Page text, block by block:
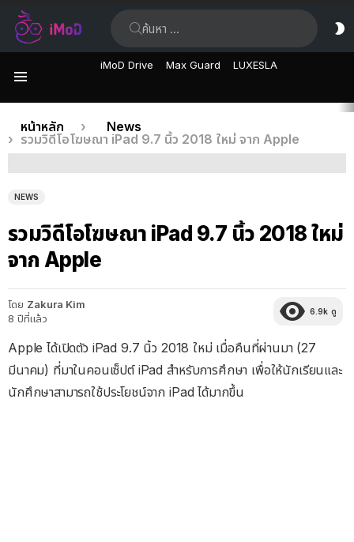
iMoD Drive Max Guard LUXESLA
เรื่อง
ล่าสุด
คุณอยู่ที่นี่:
หน้าหลัก
News
รวมวิดีโอโฆษณา iPad 9.7 นิ้ว 2018 ใหม่ จาก Apple
NEWS
รวมวิดีโอโฆษณา iPad 9.7 นิ้ว 2018 ใหม่
จาก Apple
โดย Zakura Kim
8 ปีที่แล้ว
6.9k ดู
Apple ได้เปิดตัว iPad 9.7 นิ้ว 2018 ใหม่ เมื่อคืนที่ผ่านมา (27
มีนาคม) ที่มาในคอนเซ็ปต์ iPad สำหรับการศึกษา เพื่อให้นักเรียนและ
นักศึกษาสามารถใช้ประโยชน์จาก iPad ได้มากขึ้น